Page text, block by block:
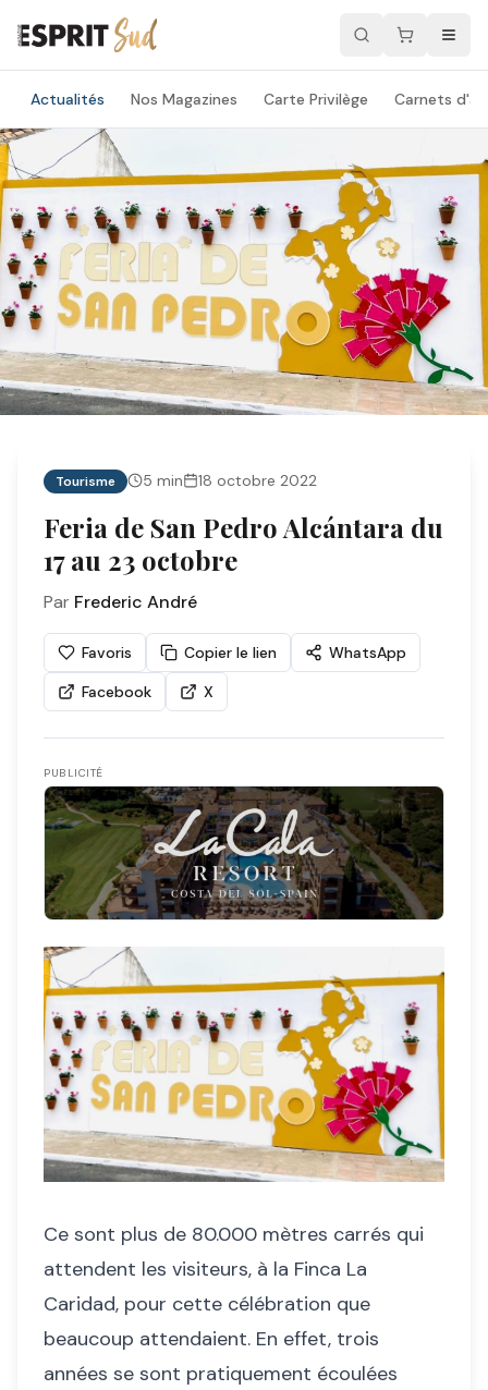
Actualités Nos Magazines Carte Privilège Carnets
Tourisme 5 min 18 octobre 2022
Feria de San Pedro Alcántara du
17 au 23 octobre
Par Frederic André
Favoris Copier le lien
WhatsApp
Facebook
X
PUBLICITÉ
Ce sont plus de 80.000 mètres carrés qui
attendent les visiteurs, à la Finca La
Caridad, pour cette célébration que
beaucoup attendaient. En effet, trois
années se sont pratiquement écoulées